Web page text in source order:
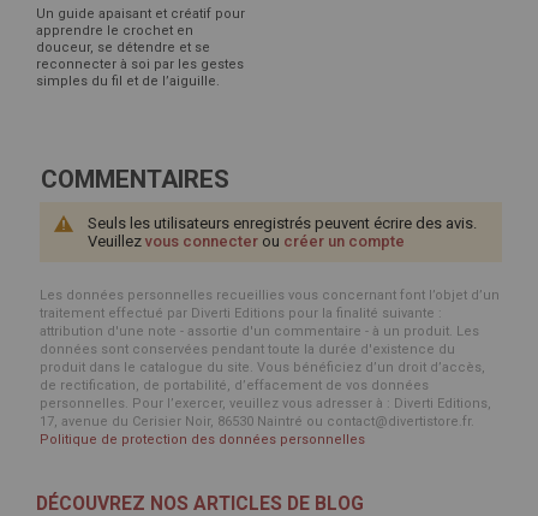
Un guide apaisant et créatif pour
apprendre le crochet en
douceur, se détendre et se
reconnecter à soi par les gestes
simples du fil et de l’aiguille.
COMMENTAIRES
Seuls les utilisateurs enregistrés peuvent écrire des avis.
Veuillez vous connecter ou créer un compte
Les données personnelles recueillies vous concernant font l’objet d’un
traitement effectué par Diverti Editions pour la finalité suivante :
attribution d'une note - assortie d'un commentaire - à un produit. Les
données sont conservées pendant toute la durée d'existence du
produit dans le catalogue du site. Vous bénéficiez d’un droit d’accès,
de rectification, de portabilité, d’effacement de vos données
personnelles. Pour l’exercer, veuillez vous adresser à : Diverti Editions,
17, avenue du Cerisier Noir, 86530 Naintré ou contact@divertistore.fr.
Politique de protection des données personnelles
DÉCOUVREZ NOS ARTICLES DE BLOG